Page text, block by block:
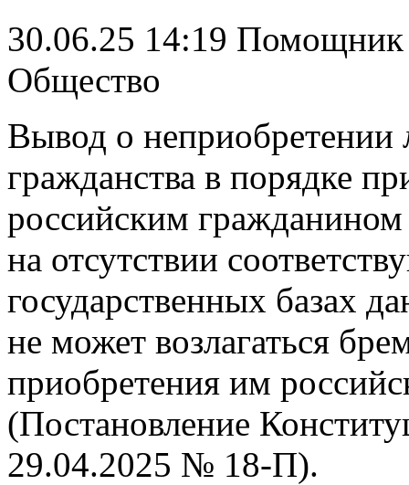
30.06.25 14:19 Помощник
Общество
Вывод о неприобретении
гражданства в порядке
российским
на отсутствии
государственных базах
не может возлагаться
приобретения им
(Постановление
29.04.2025 № 18-П).